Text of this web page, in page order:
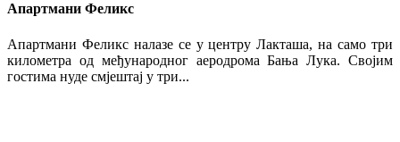
Апартмани Феликс
Апартмани Феликс налазе се у центру Лакташа, на само три
километра од међународног аеродрома Бања Лука. Својим
гостима нуде смјештај у три...